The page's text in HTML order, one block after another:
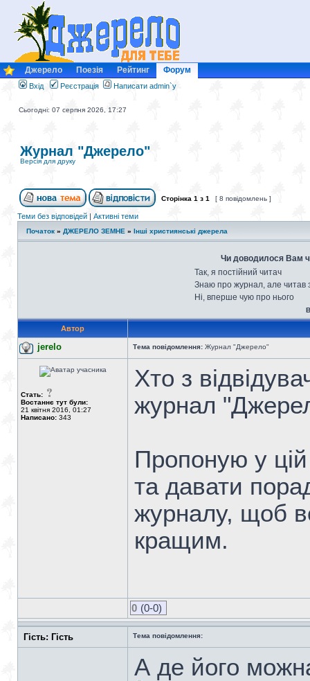
Джерело Поезія Рейтинг Форум
Вхід Реєстрація Написати admin`у
Сьогодні: 07 серпня 2026, 17:27
Журнал "Джерело"
Версія для друку
Сторінка 1 з 1 [ 8 повідомлень ]
Теми без відповідей | Активні теми
Початок » ДЖЕРЕЛО ЗЕМНЕ » Інші християнські джерела
Чи доводилося Вам
Так, я постійний читач
Знаю про журнал, але читав
Ні, вперше чую про нього
Автор
jerelo Тема повідомлення: Журнал "Джерело"
Стать:
Востаннє тут були:
21 квітня 2016, 01:27
Написано: 343
Хто з
журнал
Пропоную у
та давати
журналу, щоб
кращим.
0 (0-0)
Гість: Гість Тема повідомлення:
А де його